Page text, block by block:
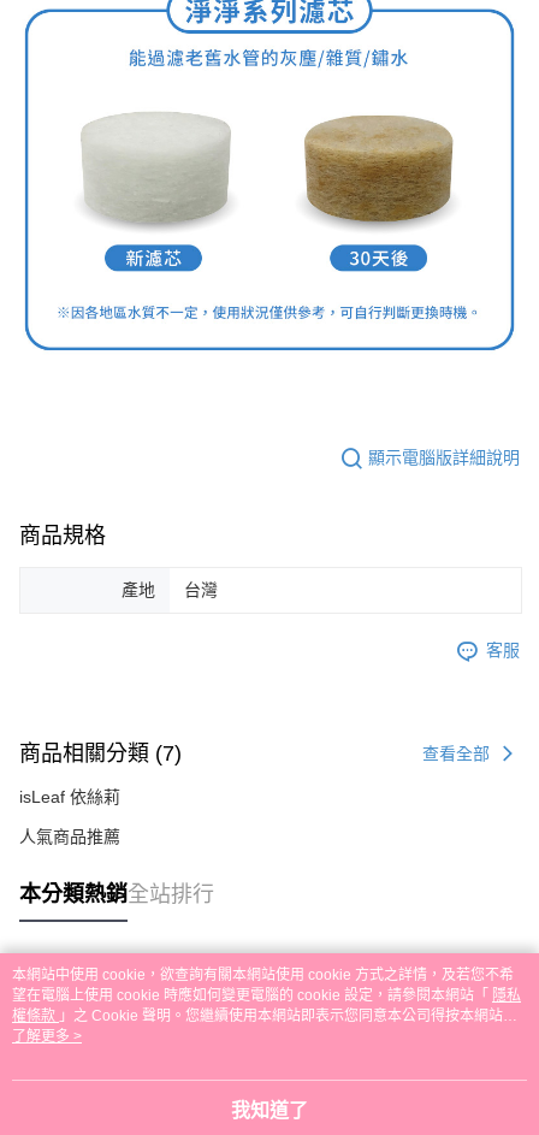
顯示電腦版詳細說明
商品規格
產地 台灣
客服
商品相關分類 (7) 查看全部
isLeaf 依絲莉
人氣商品推薦
本分類熱銷全站排行
熱門標籤
本網站中使用 cookie，欲查詢有關本網站使用 cookie 方式之詳情，及若您不希
望在電腦上使用 cookie 時應如何變更電腦的 cookie 設定，請參閱本網站「 隱私
權條款 」之 Cookie 聲明。您繼續使用本網站即表示您同意本公司得按本網站使
用條款之 Cookie 聲明使用 cookie。
了解更多 >
我知道了